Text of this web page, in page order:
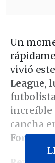
Un
vivió
League,
increíble
cancha
Forest.